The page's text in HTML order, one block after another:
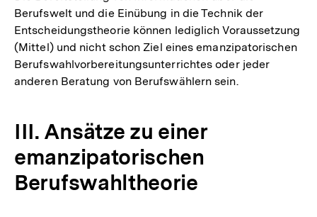
Berufswelt und die Einübung in die Technik der
Entscheidungstheorie können lediglich Voraussetzung
(Mittel) und nicht schon Ziel eines emanzipatorischen
Berufswahlvorbereitungsunterrichtes oder jeder
anderen Beratung von Berufswählern sein.
III. Ansätze zu einer
emanzipatorischen
Berufswahltheorie